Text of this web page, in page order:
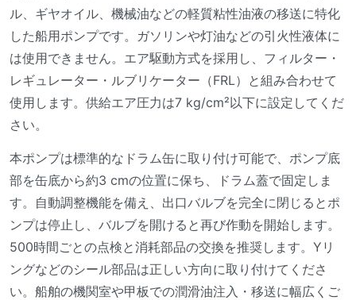
ル、ギヤオイル、機械油などの軽質粘性油液の移送に特化
した船用ポンプです。ガソリンや灯油などの引火性液体に
は使用できません。エア駆動方式を採用し、フィルター・
レギュレーター・ルブリケーター（FRL）と組み合わせて
使用します。供給エア圧力は7 kg/cm²以下に設定してくだ
さい。
本ポンプは標準的なドラム缶に取り付け可能で、ポンプ底
部を缶底から約3 cmの位置に保ち、ドラム蓋で固定しま
す。自動調整機能を備え、出口バルブを完全に閉じるとポ
ンプは停止し、バルブを開けると再び作動を開始します。
500時間ごとの点検と消耗部品の交換を推奨します。Yリ
ングなどのシール部品は正しい方向に取り付けてくださ
い。船舶の機関室や甲板での潤滑油注入・移送に幅広くご